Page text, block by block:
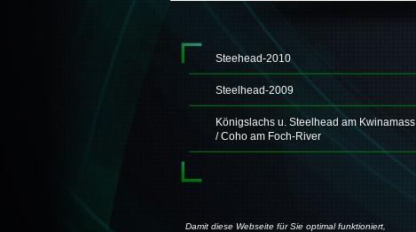
Steehead-2010
Steelhead-2009
Königslachs u. Steelhead am Kwinamass
/ Coho am Foch-River
Damit diese Webseite für Sie optimal funktioniert,